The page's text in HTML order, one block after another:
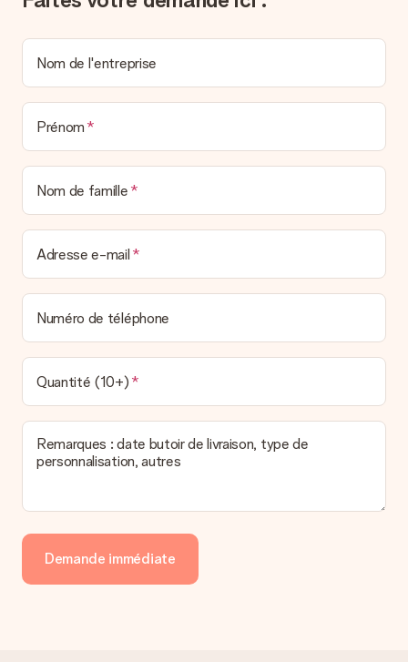
Nom de l'entreprise
Prénom
Nom de famille
Adresse e-mail
Numéro de téléphone
Quantité (10+)
Remarques : date butoir de livraison, type de
personnalisation, autres
Demande immédiate